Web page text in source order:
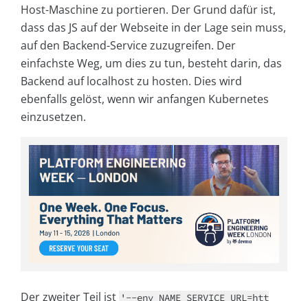
Host-Maschine zu portieren. Der Grund dafür ist,
dass das JS auf der Webseite in der Lage sein muss,
auf den Backend-Service zuzugreifen. Der
einfachste Weg, um dies zu tun, besteht darin, das
Backend auf localhost zu hosten. Dies wird
ebenfalls gelöst, wenn wir anfangen Kubernetes
einzusetzen.
Der zweiter Teil ist '--env NAME_SERVICE_URL=htt